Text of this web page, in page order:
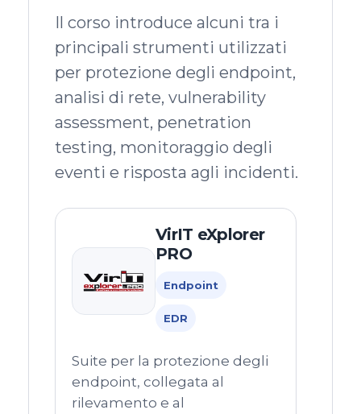
Il corso introduce alcuni tra i
principali strumenti utilizzati
per protezione degli endpoint,
analisi di rete, vulnerability
assessment, penetration
testing, monitoraggio degli
eventi e risposta agli incidenti.
VirIT eXplorer
PRO
Endpoint
EDR
Suite per la protezione degli
endpoint, collegata al
rilevamento e al